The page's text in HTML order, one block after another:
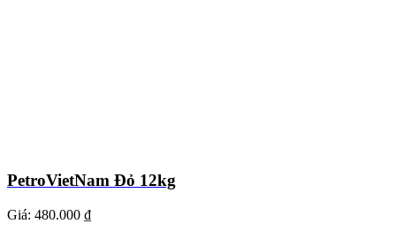
PetroVietNam Đỏ 12kg
Giá: 480.000 ₫